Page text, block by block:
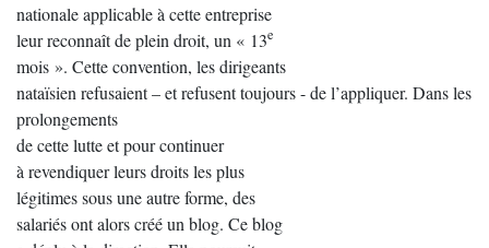
nationale applicable à cette entreprise
leur reconnaît de plein droit, un « 13e
mois ». Cette convention, les dirigeants
nataïsien refusaient – et refusent toujours - de l’appliquer. Dans les
prolongements
de cette lutte et pour continuer
à revendiquer leurs droits les plus
légitimes sous une autre forme, des
salariés ont alors créé un blog. Ce blog